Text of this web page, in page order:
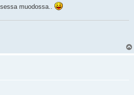
muodossa..